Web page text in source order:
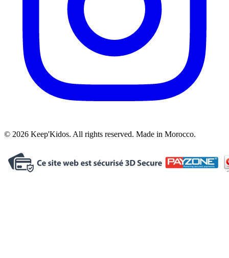
© 2026 Keep'Kidos. All rights reserved. Made in Morocco.